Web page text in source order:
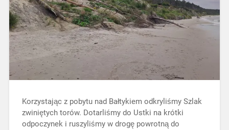
Korzystając z pobytu nad Bałtykiem odkryliśmy Szlak
zwiniętych torów. Dotarliśmy do Ustki na krótki
odpoczynek i ruszyliśmy w drogę powrotną do